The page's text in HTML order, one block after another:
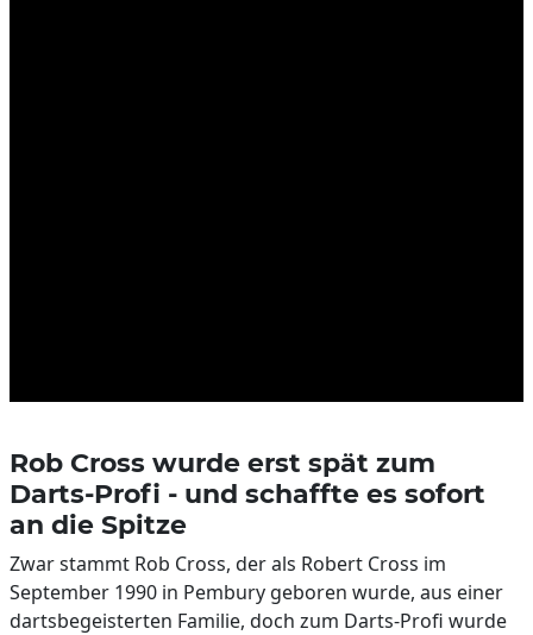
Rob Cross wurde erst spät zum
Darts-Profi - und schaffte es sofort
an die Spitze
Zwar stammt Rob Cross, der als Robert Cross im
September 1990 in Pembury geboren wurde, aus einer
dartsbegeisterten Familie, doch zum Darts-Profi wurde